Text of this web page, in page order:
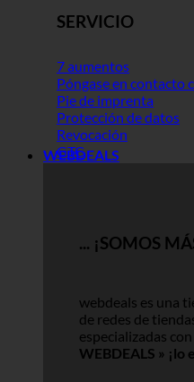
SERVICIO
7 aumentos
Póngase en contacto
Pie de imprenta
Protección de datos
Revocación
GTC
WEBDEALS
... ¡SOMOS
webdeals es una
de redes de
especializadas
WEBDEALS » ¡lo